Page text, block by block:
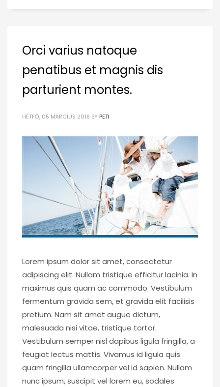
Orci varius natoque
penatibus et magnis dis
parturient montes.
HÉTFŐ, 05 MÁRCIUS 2018 BY PETI
Lorem ipsum dolor sit amet, consectetur
adipiscing elit. Nullam tristique efficitur lacinia. In
maximus quis quam ac commodo. Vestibulum
fermentum gravida sem, et gravida elit facilisis
pretium. Nam sit amet augue dictum,
malesuada nisi vitae, tristique tortor.
Vestibulum semper nisl dapibus ligula fringilla, a
feugiat lectus mattis. Vivamus id ligula quis
quam fringilla ullamcorper vel id sapien. Nullam
nunc ipsum, suscipit vel lorem eu, sodales